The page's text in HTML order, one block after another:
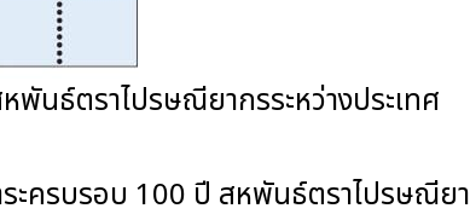
นธ์ตราไปรษณียากรระหว่างประเทศ
ะครบรอบ 100 ปี สหพันธ์ตราไปรษณียา